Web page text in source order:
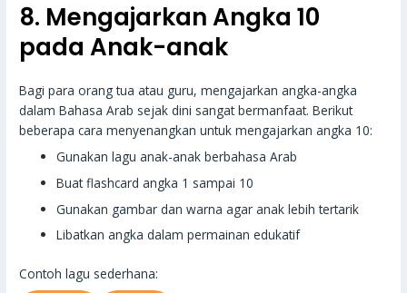
8. Mengajarkan Angka 10
pada Anak-anak
Bagi para orang tua atau guru, mengajarkan angka-angka
dalam Bahasa Arab sejak dini sangat bermanfaat. Berikut
beberapa cara menyenangkan untuk mengajarkan angka 10:
Gunakan lagu anak-anak berbahasa Arab
Buat flashcard angka 1 sampai 10
Gunakan gambar dan warna agar anak lebih tertarik
Libatkan angka dalam permainan edukatif
Contoh lagu sederhana: